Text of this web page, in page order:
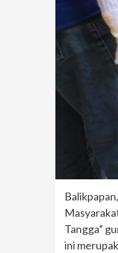
Tangga”
ini